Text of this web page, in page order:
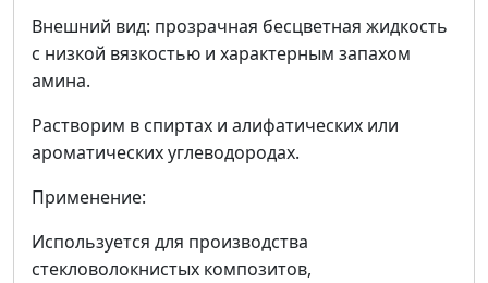
Внешний вид: прозрачная бесцветная жидкость
с низкой вязкостью и характерным запахом
амина.
Растворим в спиртах и алифатических или
ароматических углеводородах.
Применение:
Используется для производства
стекловолокнистых композитов,